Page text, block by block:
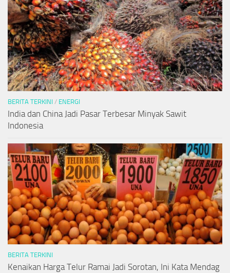
BERITA TERKINI / ENERGI
India dan China Jadi Pasar Terbesar Minyak Sawit
Indonesia
BERITA TERKINI
Kenaikan Harga Telur Ramai Jadi Sorotan, Ini Kata Mendag